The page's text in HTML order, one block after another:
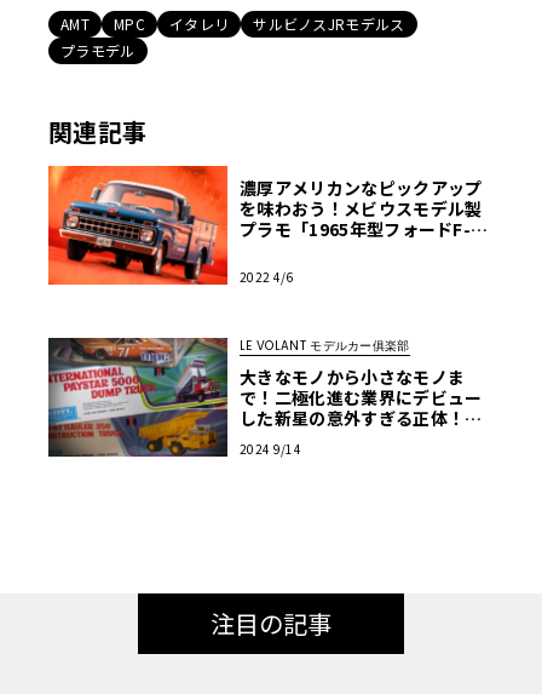
AMT MPC イタレリ
サルビノスJRモデルス
プラモデル
関連記事
濃厚アメリカンなピックアップ
を味わおう！メビウスモデル製
プラモ「1965年型フォードF-10
2022 4/6
LE VOLANT モデルカー俱楽部
大きなモノから小さなモノま
で！二極化進む業界にデビュー
した新星の意外すぎる正体！
ニクル】第34回
2024 9/14
注目の記事